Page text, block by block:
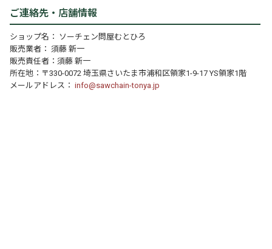
ご連絡先・店舗情報
ショップ名： ソーチェン問屋むとひろ
販売業者： 須藤 新一
販売責任者：須藤 新一
所在地：〒330-0072 埼玉県さいたま市浦和区領家1-9-17 YS領家1階
メールアドレス：info@sawchain-tonya.jp